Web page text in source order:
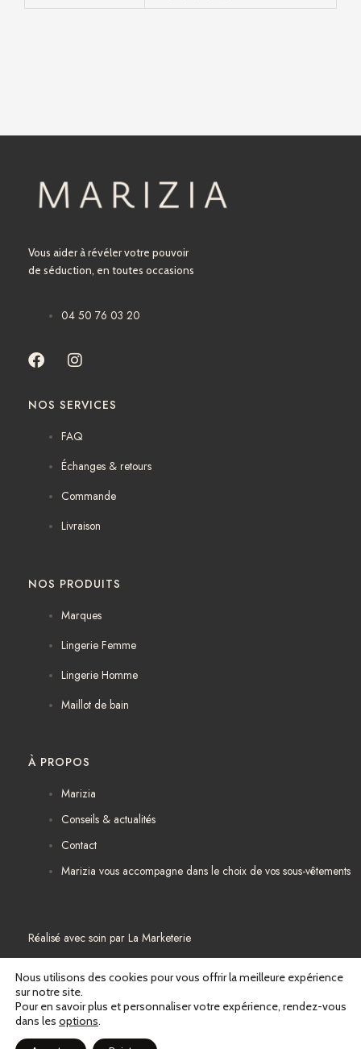
Vous aider à révéler votre pouvoir
de séduction, en toutes occasions
04 50 76 03 20
F
c
e
I
s
t
a
g
r
a
m
NOS SERVICES
FAQ
Échanges & retours
Commande
Livraison
NOS PRODUITS
Marques
Lingerie Femme
Lingerie Homme
Maillot de bain
À PROPOS
Marizia
Conseils & actualités
Contact
Marizia vous accompagne dans le choix de vos sous-vêtements
Réalisé avec soin par La Marketerie
Mentions légales
Politique de confidentialité
Nous utilisons des cookies pour vous offrir la meilleure expérience
sur notre site.
Pour en savoir plus et personnaliser votre expérience, rendez-vous
dans les options.